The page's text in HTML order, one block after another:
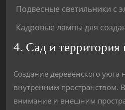
Подвесные светильники с
Кадровые лампы для
4. Сад и территория
Создание деревенского уюта
внутренним пространством.
внимание и внешним